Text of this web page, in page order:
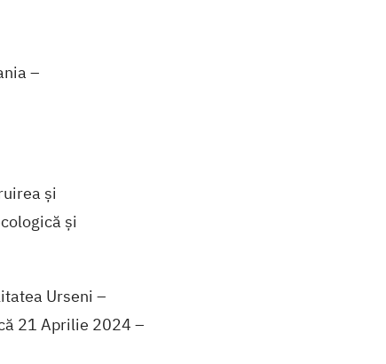
–
și
și
Urseni –
21 Aprilie 2024 –